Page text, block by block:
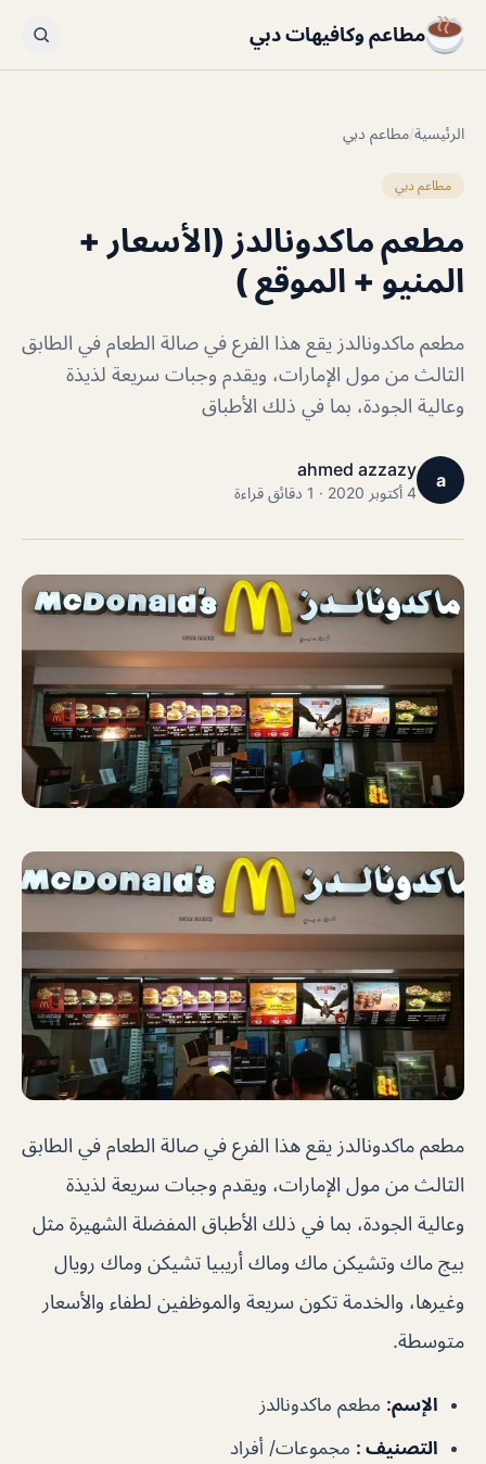
مطاعم وكافيهات دبي
الرئيسية/مطاعم دبي
مطاعم دبي
مطعم ماكدونالدز (الأسعار +
المنيو + الموقع )
مطعم ماكدونالدز يقع هذا الفرع في صالة الطعام في الطابق
الثالث من مول الإمارات، ويقدم وجبات سريعة لذيذة
وعالية الجودة، بما في ذلك الأطباق
a
ahmed azzazy
4 أكتوبر 2020 · 1 دقائق قراءة
مطعم ماكدونالدز يقع هذا الفرع في صالة الطعام في الطابق
الثالث من مول الإمارات، ويقدم وجبات سريعة لذيذة
وعالية الجودة، بما في ذلك الأطباق المفضلة الشهيرة مثل
بيج ماك وتشيكن ماك وماك أريبيا تشيكن وماك رويال
وغيرها، والخدمة تكون سريعة والموظفين لطفاء والأسعار
متوسطة.
الإسم: مطعم ماكدونالدز
التصنيف : مجموعات/ أفراد